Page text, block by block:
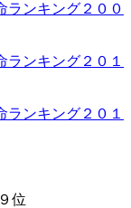
ランキング２００
ランキング２０１
ランキング２０１
位